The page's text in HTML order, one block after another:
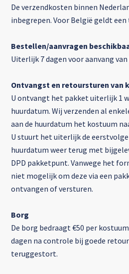
De verzendkosten binnen
inbegrepen. Voor België geldt een
Bestellen/aanvragen
Uiterlijk 7 dagen voor aanvang
Ontvangst en retoursturen van
U ontvangt het pakket uiterlijk 1
huurdatum. Wij verzenden al
aan de huurdatum het kostuum
U stuurt het uiterlijk de
huurdatum weer terug met
DPD pakketpunt. Vanwege het
niet mogelijk om deze via een
ontvangen of versturen.
Borg
De borg bedraagt €50 per
dagen na controle bij goede
teruggestort.